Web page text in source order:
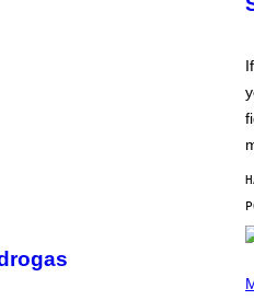
O
L
G
A
T
O
G
T
T
Y
M
A
P